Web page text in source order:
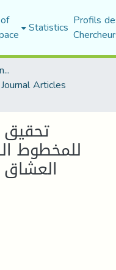
Statistics Profils
Faculty of Letters and Languages
Journal Articles
للمخطوط